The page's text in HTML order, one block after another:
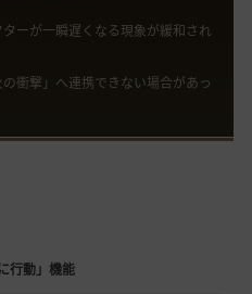
ーが一瞬遅くなる現象が緩和され
衝撃」へ連携できない場合があっ
行動」機能